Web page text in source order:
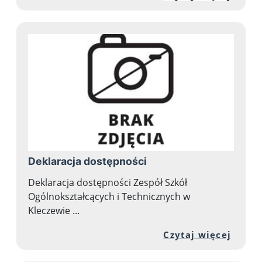
Deklaracja dostępności
Deklaracja dostępności Zespół Szkół
Ogólnokształcących i Technicznych w
Kleczewie ...
Czytaj więcej